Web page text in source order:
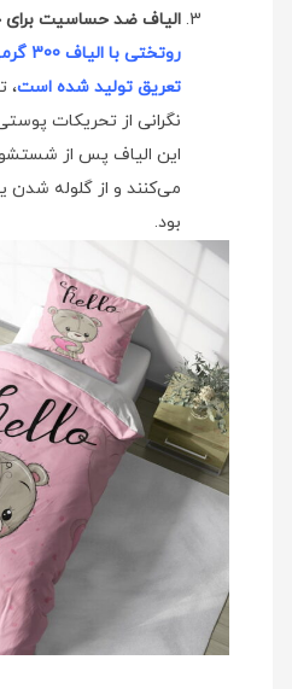
الیاف ضد حساسیت برای
تعریق تولید شده است،
نگرانی از تحریکات
این الیاف پس از
می‌کنند و از گلوله شدن
بود.